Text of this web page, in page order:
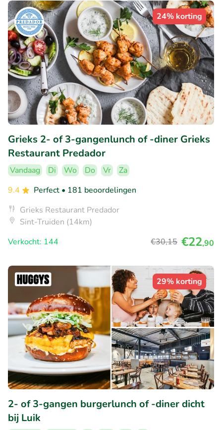
24% korting
Grieks 2- of 3-gangenlunch of -diner Grieks
Restaurant Predador
Vandaag Di Wo Do Vr
Za
9.4
Perfect • 181 beoordelingen
Grieks Restaurant Predador
Sint-Truiden (14km)
Verkocht: 144
€30,15 €22,90
29% korting
2- of 3-gangen burgerlunch of -diner dicht
bij Luik